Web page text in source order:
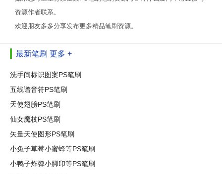
资源作者联系。
欢迎朋友多多分享发布更多精品笔刷资源。
最新笔刷 更多 +
洗手间标识图案PS笔刷
五线谱音符PS笔刷
天使翅膀PS笔刷
仙女魔杖PS笔刷
矢量天使图形PS笔刷
小兔子草莓小蜜蜂等PS笔刷
小鸭子炸弹小脚印等PS笔刷